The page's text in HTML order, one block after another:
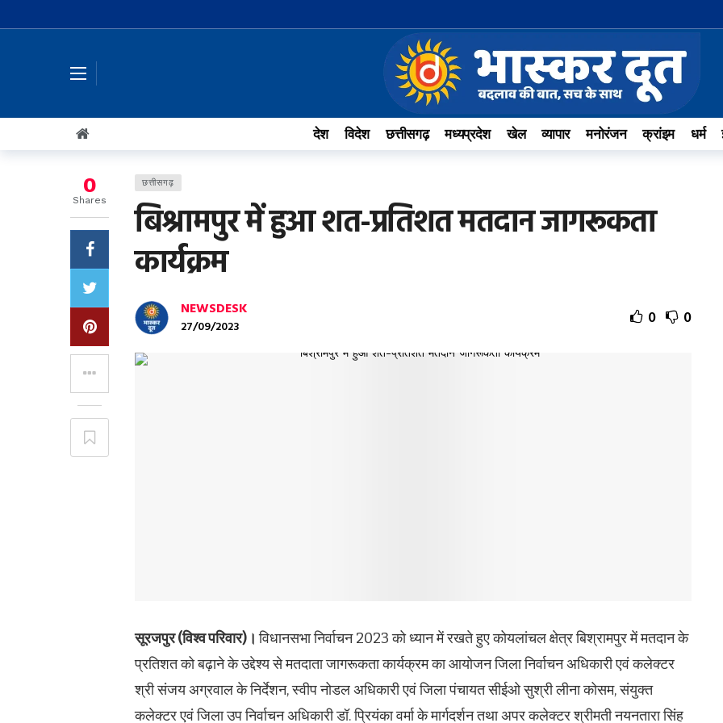
देश विदेश छत्तीसगढ़ मध्यप्रदेश खेल व्यापार मनोरंजन क्रांइम धर्म
छत्तीसगढ़
बिश्रामपुर में हुआ शत-प्रतिशत मतदान जागरूकता
कार्यक्रम
NEWSDESK
27/09/2023 0 0
0
Shares
सूरजपुर (विश्व परिवार)।विधानसभा निर्वाचन 2023 को ध्यान में रखते हुए कोयलांचल क्षेत्र बिश्रामपुर में मतदान के
प्रतिशत को बढ़ाने के उद्देश्य से मतदाता जागरूकता कार्यक्रम का आयोजन जिला निर्वाचन अधिकारी एवं कलेक्टर
श्री संजय अग्रवाल के निर्देशन, स्वीप नोडल अधिकारी एवं जिला पंचायत सीईओ सुश्री लीना कोसम, संयुक्त
कलेक्टर एवं जिला उप निर्वाचन अधिकारी डॉ. प्रियंका वर्मा के मार्गदर्शन तथा अपर कलेक्टर श्रीमती नयनतारा सिंह